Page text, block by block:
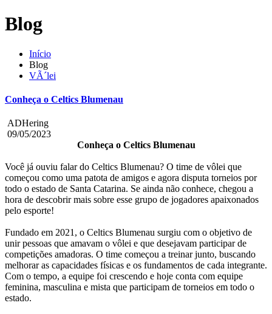
Blog
Início
Blog
VÃ´lei
Conheça o Celtics Blumenau
ADHering
09/05/2023
Conheça o Celtics Blumenau
Você já ouviu falar do Celtics Blumenau? O time de vôlei que
começou como uma patota de amigos e agora disputa torneios por
todo o estado de Santa Catarina. Se ainda não conhece, chegou a
hora de descobrir mais sobre esse grupo de jogadores apaixonados
pelo esporte!
Fundado em 2021, o Celtics Blumenau surgiu com o objetivo de
unir pessoas que amavam o vôlei e que desejavam participar de
competições amadoras. O time começou a treinar junto, buscando
melhorar as capacidades físicas e os fundamentos de cada integrante.
Com o tempo, a equipe foi crescendo e hoje conta com equipe
feminina, masculina e mista que participam de torneios em todo o
estado.